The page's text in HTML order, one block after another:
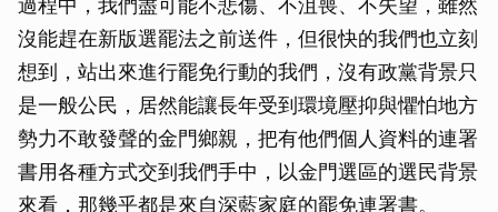
過程中，我們盡可能不悲傷、不沮喪、不失望，雖然
沒能趕在新版選罷法之前送件，但很快的我們也立刻
想到，站出來進行罷免行動的我們，沒有政黨背景只
是一般公民，居然能讓長年受到環境壓抑與懼怕地方
勢力不敢發聲的金門鄉親，把有他們個人資料的連署
書用各種方式交到我們手中，以金門選區的選民背景
來看，那幾乎都是來自深藍家庭的罷免連署書。